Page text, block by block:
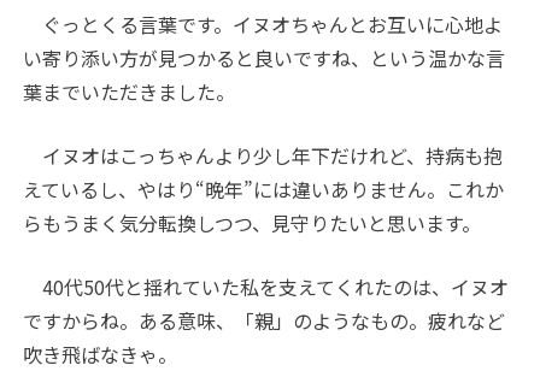
ぐっとくる言葉です。イヌオちゃんとお互いに心地よ
い寄り添い方が見つかると良いですね、という温かな言
葉までいただきました。
イヌオはこっちゃんより少し年下だけれど、持病も抱
えているし、やはり“晩年”には違いありません。これか
らもうまく気分転換しつつ、見守りたいと思います。
40代50代と揺れていた私を支えてくれたのは、イヌオ
ですからね。ある意味、「親」のようなもの。疲れなど
吹き飛ばなきゃ。